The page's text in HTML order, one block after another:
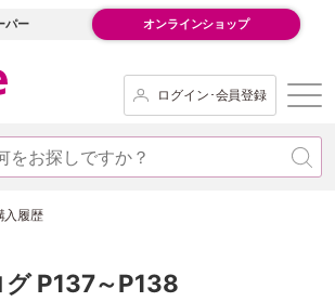
パー オンラインショップ
ログイン･会員登録
入履歴
P137～P138